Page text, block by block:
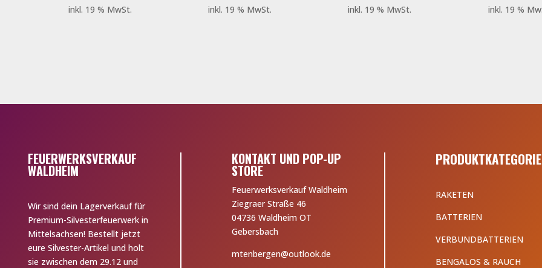
inkl. 19 % MwSt.
inkl. 19 % MwSt.
inkl. 19 % MwSt.
inkl. 19 %
FEUERWERKSVERKAUF
WALDHEIM
Wir sind dein Lagerverkauf für
Premium-Silvesterfeuerwerk in
Mittelsachsen! Bestellt jetzt
eure Silvester-Artikel und holt
sie zwischen dem 29.12 und
KONTAKT UND POP-UP
STORE
Feuerwerksverkauf Waldheim
Ziegraer Straße 46
04736 Waldheim OT
Gebersbach
mtenbergen@outlook.de
RAKETEN
BATTERIEN
VERBUNDBATTERIEN
BENGALOS & RAUCH